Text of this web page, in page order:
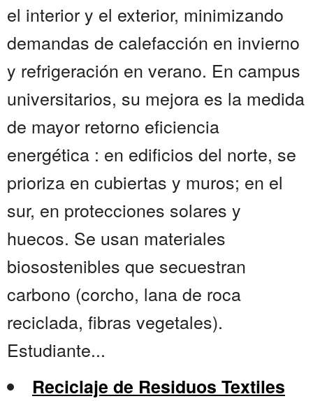
el interior y el exterior, minimizando
demandas de calefacción en invierno
y refrigeración en verano. En campus
universitarios, su mejora es la medida
de mayor retorno eficiencia
energética : en edificios del norte, se
prioriza en cubiertas y muros; en el
sur, en protecciones solares y
huecos. Se usan materiales
biosostenibles que secuestran
carbono (corcho, lana de roca
reciclada, fibras vegetales).
Estudiante...
Reciclaje de Residuos Textiles